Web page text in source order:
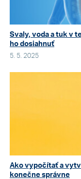
Svaly, voda a tuk v
ho dosiahnuť
5. 5. 2025
Ako vypočítať a
konečne správne